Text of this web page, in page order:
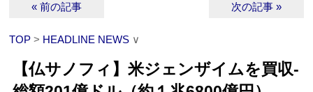
« 前の記事 次の記事 »
TOP > HEADLINE NEWS ∨
【仏サノフィ】米ジェンザイムを買収‐